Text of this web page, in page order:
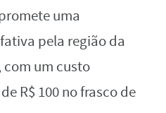
uma
pela região da
com um custo
R$ 100 no frasco de